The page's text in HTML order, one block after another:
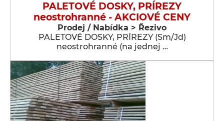
PALETOVÉ DOSKY, PRÍREZY
neostrohranné - AKCIOVÉ CENY
Prodej / Nabídka > Řezivo
PALETOVÉ DOSKY, PRÍREZY (Sm/Jd)
neostrohranné (na jednej …